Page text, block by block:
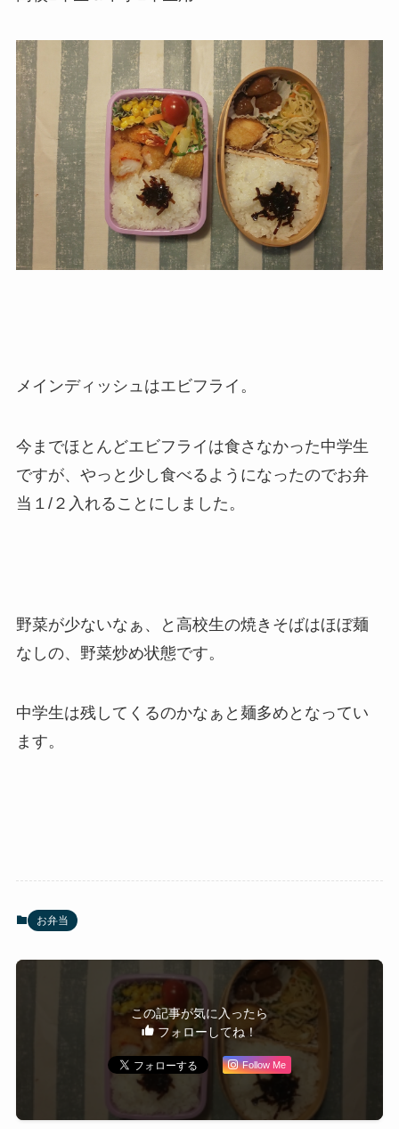
メインディッシュはエビフライ。
今までほとんどエビフライは食さなかった中学生
ですが、やっと少し食べるようになったのでお弁
当１/２入れることにしました。
野菜が少ないなぁ、と高校生の焼きそばはほぼ麺
なしの、野菜炒め状態です。
中学生は残してくるのかなぁと麺多めとなってい
ます。
お弁当
この記事が気に入ったら
フォローしてね！
Follow Me